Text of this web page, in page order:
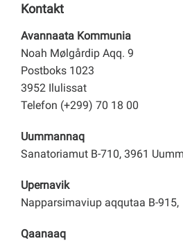
Kontakt
Avannaata Kommunia
Noah Mølgårdip Aqq. 9
Postboks 1023
3952 Ilulissat
Telefon (+299) 70 18 00
Uummannaq
Sanatoriamut B-710, 3961
Upernavik
Napparsimaviup aqqutaa B-
Qaanaaq